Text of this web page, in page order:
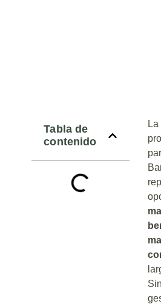
Tabla de
contenido